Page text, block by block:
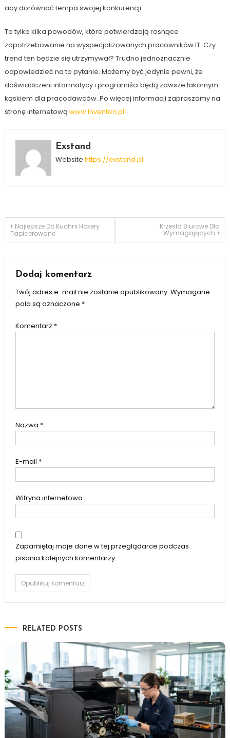
aby dorównać tempa swojej konkurencji
To tylko kilka powodów, które potwierdzają rosnące
zapotrzebowanie na wyspecjalizowanych pracowników IT. Czy
trend ten będzie się utrzymywał? Trudno jednoznacznie
odpowiedzieć na to pytanie. Możemy być jedynie pewni, że
doświadczeni informatycy i programiści będą zawsze łakomym
kąskiem dla pracodawców. Po więcej informacji zapraszamy na
stronę internetową www.Inventon.pl
Exstand
Website https://exstand.pl
Nawigacja
Najlepsze Do Kuchni Hokery
Tapicerowane
Krzesła Biurowe Dla
Wymagających
Dodaj komentarz
Twój adres e-mail nie zostanie opublikowany. Wymagane
pola są oznaczone *
Komentarz *
Nazwa *
E-mail *
Witryna internetowa
Zapamiętaj moje dane w tej przeglądarce podczas
pisania kolejnych komentarzy.
RELATED POSTS